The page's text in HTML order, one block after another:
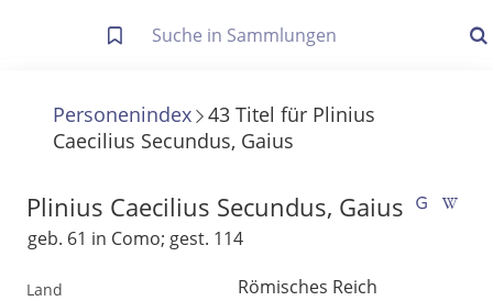
Letzte Trefferliste
Die letzte Trefferliste besteht aus Ihrer letzten Suche, samt
Anzeigen
Zuletzt gesucht
Info zu Suchanfragen
Personenindex 43 Titel für Plinius
Caecilius Secundus, Gaius
Plinius Caecilius Secundus, Gaius
geb. 61 in Como; gest. 114
Land Römisches Reich